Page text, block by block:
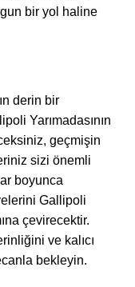
bir yol haline
derin bir
Yarımadasının
geçmişin
sizi önemli
boyunca
Gallipoli
çevirecektir.
ve kalıcı
bekleyin.